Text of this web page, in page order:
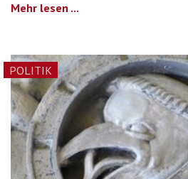
Mehr lesen ...
POLITIK